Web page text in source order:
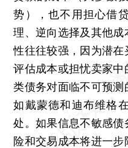
势），也不用担心借
理、逆向选择及其他
性往往较强，因为潜
评估成本或担忧卖家
类债务对面临不可预
如戴蒙德和迪布维格
处。如果信息不敏感
险和交易成本将进一